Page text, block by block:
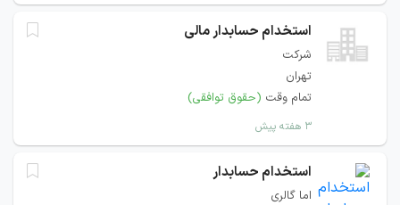
استخدام حسابدار مالی
شرکت
تهران
تمام وقت (حقوق توافقی)
۳ هفته پیش
استخدام حسابدار
اما گالری